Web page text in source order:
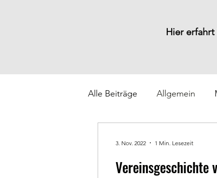
Hier
Alle Beiträge Allgemein
Vereinsgeschichte
3. Nov. 2022 1 Min. Lesezeit